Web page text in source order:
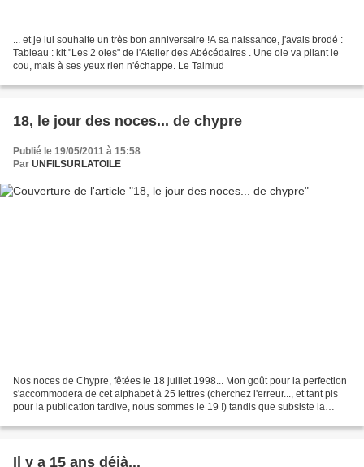
... et je lui souhaite un très bon anniversaire !A sa naissance, j'avais brodé :
Tableau : kit "Les 2 oies" de l'Atelier des Abécédaires . Une oie va pliant le
cou, mais à ses yeux rien n'échappe. Le Talmud
18, le jour des noces... de chypre
Publié le 19/05/2011 à 15:58
Par UNFILSURLATOILE
Nos noces de Chypre, fêtées le 18 juillet 1998... Mon goût pour la perfection
s'accommodera de cet alphabet à 25 lettres (cherchez l'erreur..., et tant pis
pour la publication tardive, nous sommes le 19 !) tandis que subsiste la
Il y a 15 ans déjà...